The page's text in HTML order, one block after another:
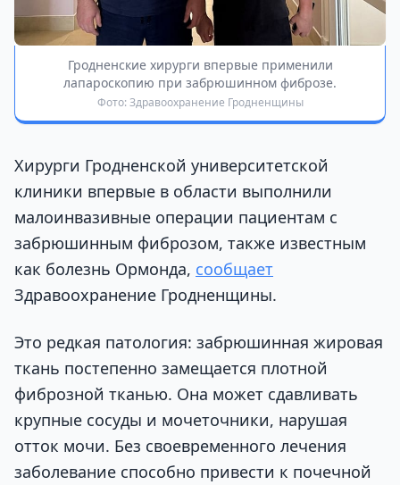
Гродненские хирурги впервые применили
лапароскопию при забрюшинном фиброзе.
Фото: Здравоохранение Гродненщины
Хирурги Гродненской университетской
клиники впервые в области выполнили
малоинвазивные операции пациентам с
забрюшинным фиброзом, также известным
как болезнь Ормонда, сообщает
Здравоохранение Гродненщины.
Это редкая патология: забрюшинная жировая
ткань постепенно замещается плотной
фиброзной тканью. Она может сдавливать
крупные сосуды и мочеточники, нарушая
отток мочи. Без своевременного лечения
заболевание способно привести к почечной